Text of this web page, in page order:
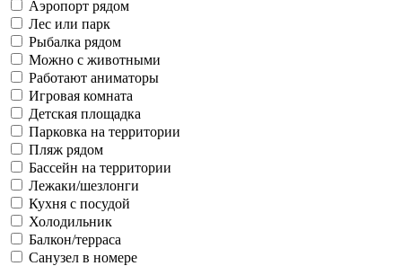
Аэропорт рядом
Лес или парк
Рыбалка рядом
Можно с животными
Работают аниматоры
Игровая комната
Детская площадка
Парковка на территории
Пляж рядом
Бассейн на территории
Лежаки/шезлонги
Кухня с посудой
Холодильник
Балкон/терраса
Санузел в номере